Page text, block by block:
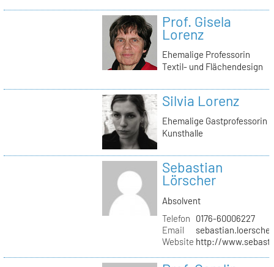
Prof. Gisela
Lorenz
Ehemalige Professorin
Textil- und Flächendesign
Silvia Lorenz
Ehemalige Gastprofessorin
Kunsthalle
Sebastian
Lörscher
Absolvent
Telefon
0176-60006227
Email
Website http://